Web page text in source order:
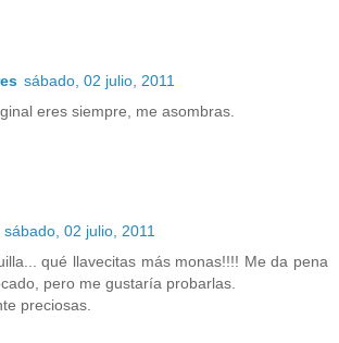
sábado, 02 julio, 2011
eres siempre, me asombras.
sábado, 02 julio, 2011
qué llavecitas más monas!!!! Me da pena
pero me gustaría probarlas.
preciosas.